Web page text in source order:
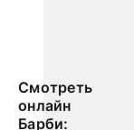
Смотреть
онлайн
Барби: